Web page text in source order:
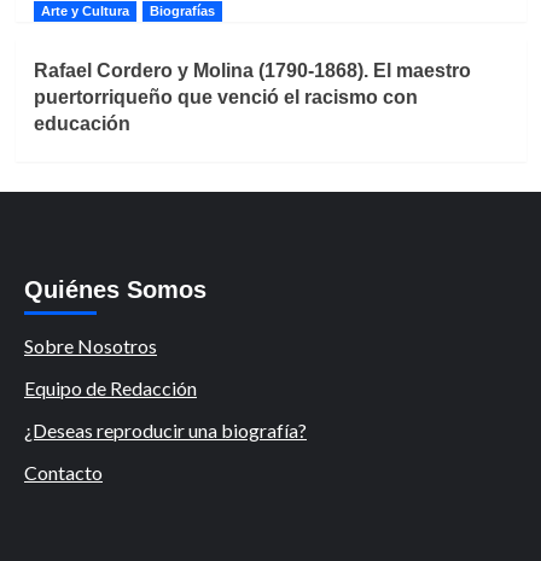
Arte y Cultura Biografías
Rafael Cordero y Molina (1790-1868). El maestro
puertorriqueño que venció el racismo con
educación
Quiénes Somos
Sobre Nosotros
Equipo de Redacción
¿Deseas reproducir una biografía?
Contacto